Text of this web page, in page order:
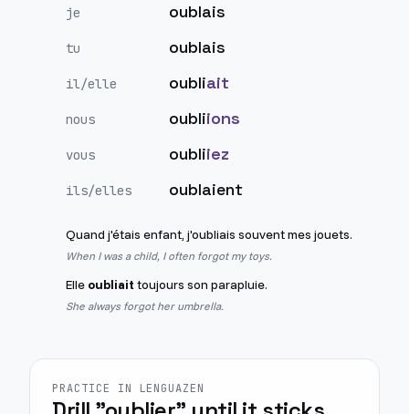
je oublais
tu oublais
il/elle oubliait
nous oubliions
vous oubliiez
ils/elles oublaient
Quand j'étais enfant, j'oubliais souvent mes jouets.
When I was a child, I often forgot my toys.
Elle oubliaittoujours son parapluie.
She always forgot her umbrella.
PRACTICE IN LENGUAZEN